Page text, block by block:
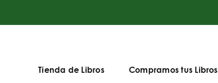
Tienda de Libros Compramos tus Libros